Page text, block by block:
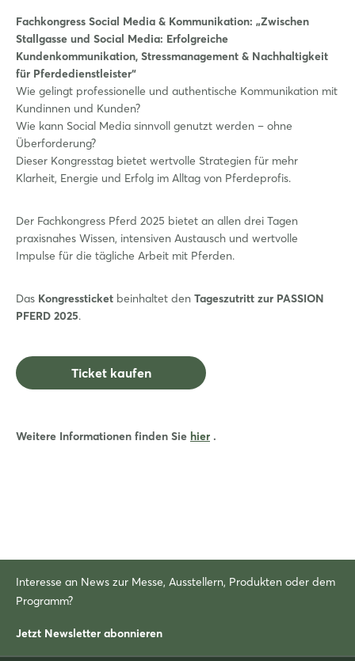
Fachkongress Social Media & Kommunikation: „Zwischen
Stallgasse und Social Media: Erfolgreiche
Kundenkommunikation, Stressmanagement & Nachhaltigkeit
für Pferdedienstleister“
Wie gelingt professionelle und authentische Kommunikation mit
Kundinnen und Kunden?
Wie kann Social Media sinnvoll genutzt werden – ohne
Überforderung?
Dieser Kongresstag bietet wertvolle Strategien für mehr
Klarheit, Energie und Erfolg im Alltag von Pferdeprofis.
Der Fachkongress Pferd 2025 bietet an allen drei Tagen
praxisnahes Wissen, intensiven Austausch und wertvolle
Impulse für die tägliche Arbeit mit Pferden.
Das Kongressticket beinhaltet den Tageszutritt zur PASSION
PFERD 2025.
Ticket kaufen
Weitere Informationen finden Sie hier .
Interesse an News zur Messe, Ausstellern, Produkten oder dem
Programm?
Jetzt Newsletter abonnieren
Noch nicht angemeldet?
Jetzt registrieren